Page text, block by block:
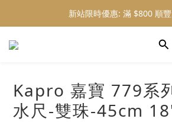
新站限時優惠: 會員購物
新站限時優惠: 滿 $800 順
新站限時優惠: 會員購物
Kapro 嘉寶 779系
水尺-雙珠-45cm